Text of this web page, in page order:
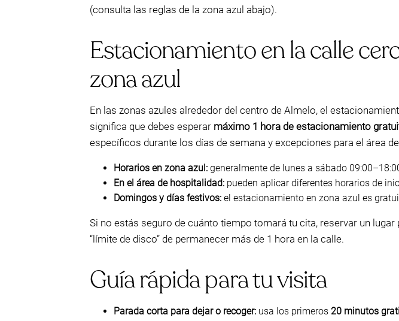
(consulta las reglas de la zona azul abajo).
Estacionamiento en la calle
zona azul
En las zonas azules alrededor del centro de Almelo, el
significa que debes esperar máximo 1 hora de estacionamiento
específicos durante los días de semana y excepciones para el área
Horarios en zona azul: generalmente de lunes a sábado
En el área de hospitalidad: pueden aplicar diferentes horarios de
Domingos y días festivos: el estacionamiento en zona azul es
Si no estás seguro de cuánto tiempo tomará tu cita, reservar un
“límite de disco” de permanecer más de 1 hora en la calle.
Guía rápida para tu visita
Parada corta para dejar o recoger: usa los primeros 20 minutos